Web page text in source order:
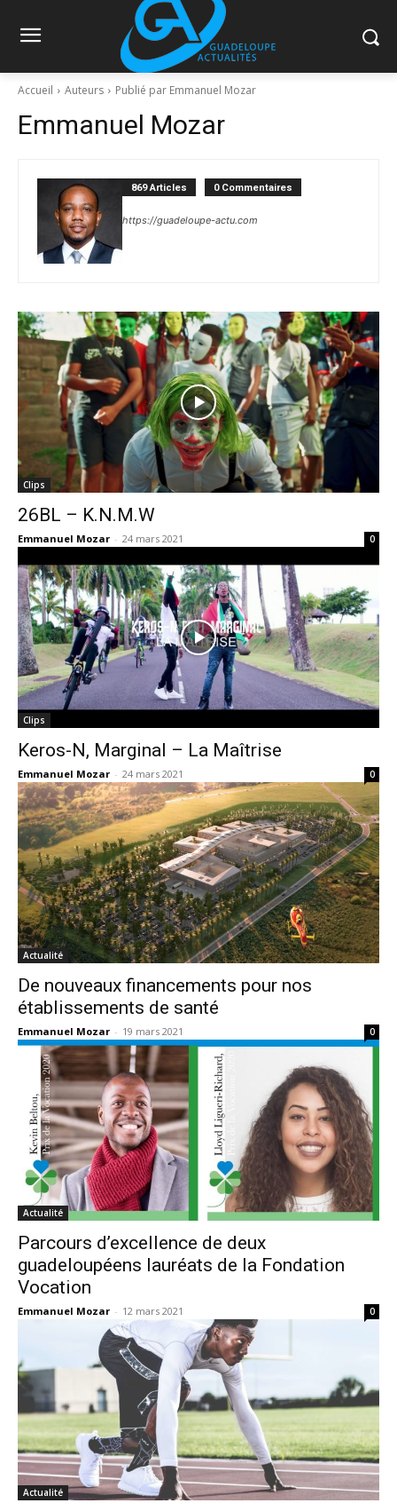
Accueil Auteurs Publié par Emmanuel Mozar
Emmanuel Mozar
869 Articles 0 Commentaires
https://guadeloupe-actu.com
Clips
26BL – K.N.M.W
Emmanuel Mozar - 24 mars 2021 0
Clips
Keros-N, Marginal – La Maîtrise
Emmanuel Mozar - 24 mars 2021 0
Actualité
De nouveaux financements pour nos
établissements de santé
Emmanuel Mozar - 19 mars 2021 0
Actualité
Parcours d’excellence de deux
guadeloupéens lauréats de la Fondation
Vocation
Emmanuel Mozar - 12 mars 2021 0
Actualité